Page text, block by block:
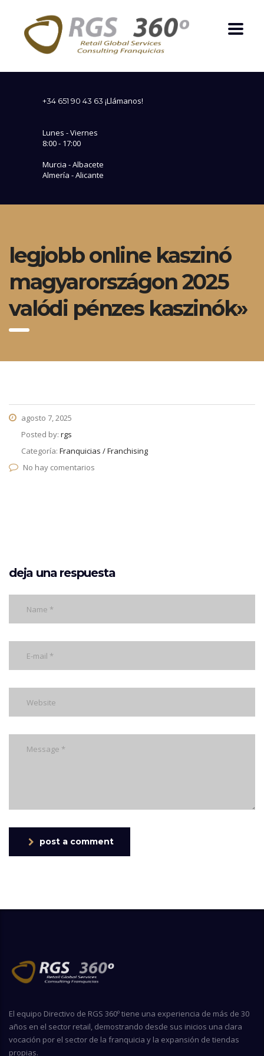
+34 651 90 43 63 ¡Llámanos!
Lunes - Viernes
8:00 - 17:00
Murcia - Albacete
Almería - Alicante
legjobb online kaszinó
magyarországon 2025
valódi pénzes kaszinók»
agosto 7, 2025
Posted by: rgs
Categoría: Franquicias / Franchising
No hay comentarios
deja una respuesta
post a comment
El equipo Directivo de RGS 360º tiene una experiencia de más de 30
años en el sector retail, demostrando desde sus inicios una clara
vocación por el sector de la franquicia y la expansión de tiendas
propias.